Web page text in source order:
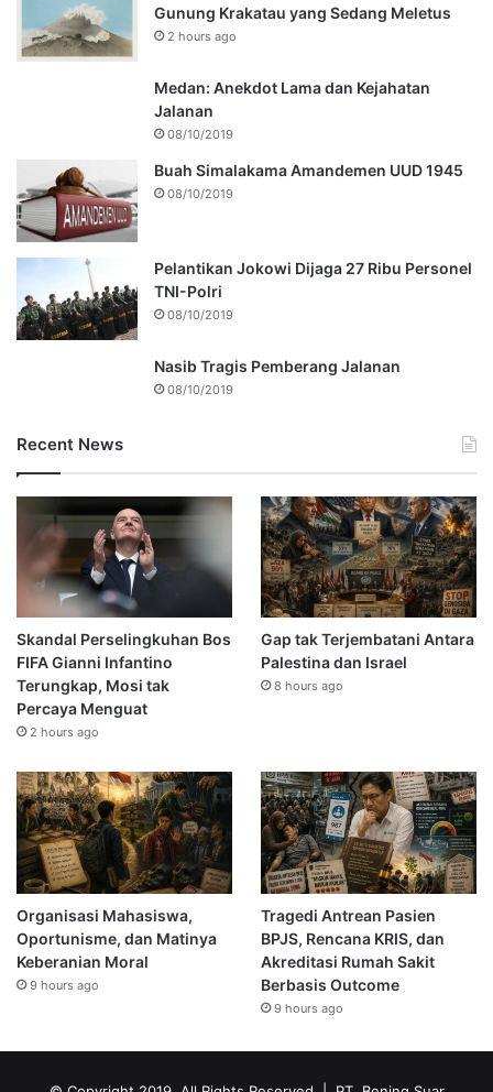
Gunung Krakatau yang Sedang Meletus
2 hours ago
Medan: Anekdot Lama dan Kejahatan
Jalanan
08/10/2019
Buah Simalakama Amandemen UUD 1945
08/10/2019
Pelantikan Jokowi Dijaga 27 Ribu Personel
TNI-Polri
08/10/2019
Nasib Tragis Pemberang Jalanan
08/10/2019
Recent News
Skandal Perselingkuhan Bos
FIFA Gianni Infantino
Terungkap, Mosi tak
Percaya Menguat
2 hours ago
Gap tak Terjembatani Antara
Palestina dan Israel
8 hours ago
Organisasi Mahasiswa,
Oportunisme, dan Matinya
Keberanian Moral
9 hours ago
Tragedi Antrean Pasien
BPJS, Rencana KRIS, dan
Akreditasi Rumah Sakit
Berbasis Outcome
9 hours ago